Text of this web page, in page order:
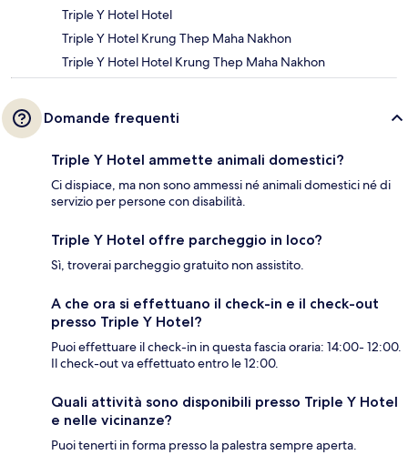
Triple Y Hotel Hotel
Triple Y Hotel Krung Thep Maha Nakhon
Triple Y Hotel Hotel Krung Thep Maha Nakhon
Domande frequenti
Triple Y Hotel ammette animali domestici?
Ci dispiace, ma non sono ammessi né animali domestici né di
servizio per persone con disabilità.
Triple Y Hotel offre parcheggio in loco?
Sì, troverai parcheggio gratuito non assistito.
A che ora si effettuano il check-in e il check-out
presso Triple Y Hotel?
Puoi effettuare il check-in in questa fascia oraria: 14:00- 12:00.
Il check-out va effettuato entro le 12:00.
Quali attività sono disponibili presso Triple Y Hotel
e nelle vicinanze?
Puoi tenerti in forma presso la palestra sempre aperta.